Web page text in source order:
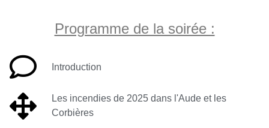
Programme de la soirée :
Introduction
Les incendies de 2025 dans l'Aude et les
Corbières